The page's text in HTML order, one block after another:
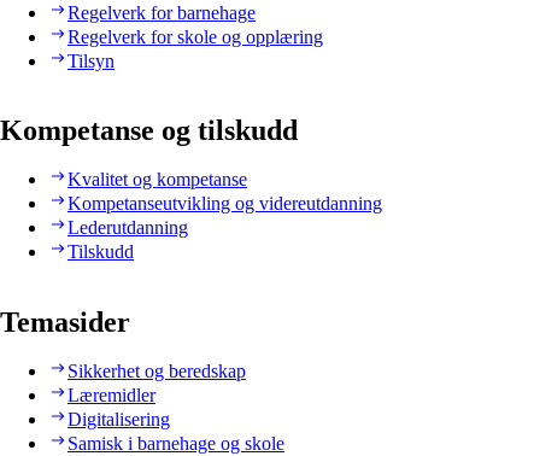
Regelverk for barnehage
Regelverk for skole og opplæring
Tilsyn
Kompetanse og tilskudd
Kvalitet og kompetanse
Kompetanseutvikling og videreutdanning
Lederutdanning
Tilskudd
Temasider
Sikkerhet og beredskap
Læremidler
Digitalisering
Samisk i barnehage og skole